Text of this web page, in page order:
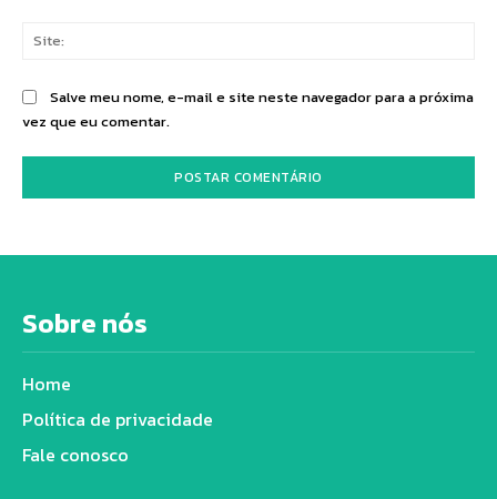
Salve meu nome, e-mail e site neste navegador para a próxima
vez que eu comentar.
Sobre nós
Home
Política de privacidade
Fale conosco